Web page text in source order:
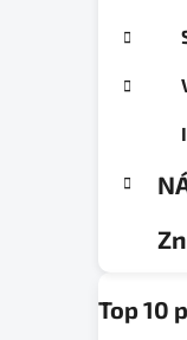
Top 10